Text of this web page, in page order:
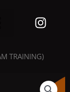
TRAINING)